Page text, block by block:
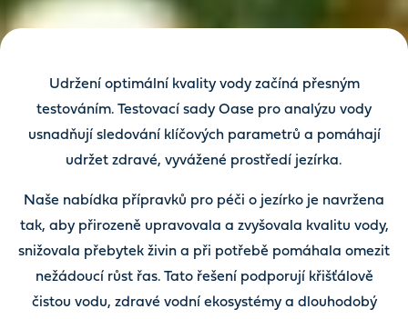
Udržení optimální kvality vody začíná přesným
testováním. Testovací sady Oase pro analýzu vody
usnadňují sledování klíčových parametrů a pomáhají
udržet zdravé, vyvážené prostředí jezírka.
Naše nabídka přípravků pro péči o jezírko je navržena
tak, aby přirozeně upravovala a zvyšovala kvalitu vody,
snižovala přebytek živin a při potřebě pomáhala omezit
nežádoucí růst řas. Tato řešení podporují křišťálově
čistou vodu, zdravé vodní ekosystémy a dlouhodobý